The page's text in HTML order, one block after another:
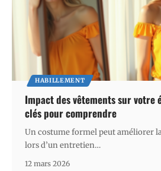
HABILLEMENT
Impact des vêtements sur votre
clés pour comprendre
Un costume formel peut améliorer
lors d’un entretien…
12 mars 2026